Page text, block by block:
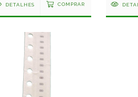
DETALHES COMPRAR